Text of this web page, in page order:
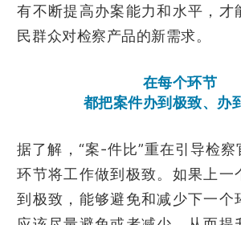
有不断提高办案能力和水平，才
民群众对检察产品的新需求。
在每个环节
都把案件办到极致、办
据了解，“案-件比”重在引导检察
环节将工作做到极致。如果上一
到极致，能够避免和减少下一个